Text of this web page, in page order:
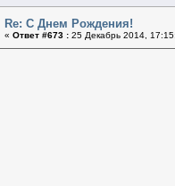
Re: С Днем Рождения!
« Ответ #673 : 25 Декабрь 2014,